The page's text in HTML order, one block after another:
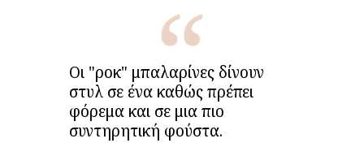
Οι "ροκ" μπαλαρίνες δίνουν
στυλ σε ένα καθώς πρέπει
φόρεμα και σε μια πιο
συντηρητική φούστα.